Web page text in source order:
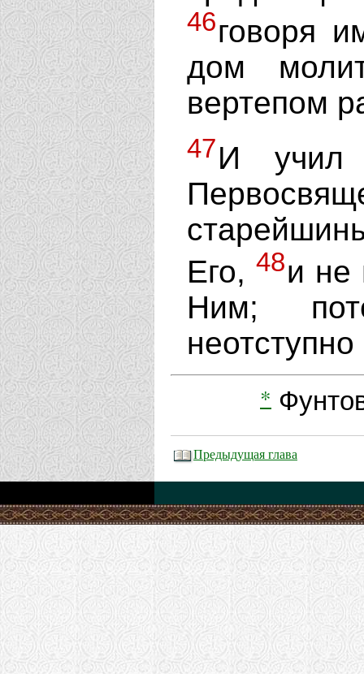
46говоря
дом
вертепом
47И учил
Его,48и не
Ним;
*
Предыдущая глава